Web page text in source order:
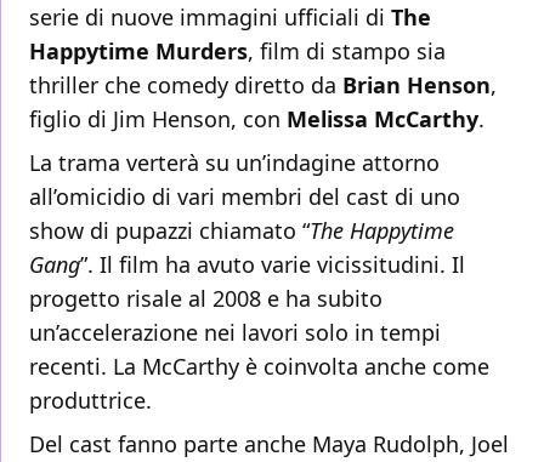
serie di nuove immagini ufficiali di The
Happytime Murders, film di stampo sia
thriller che comedy diretto da Brian Henson,
figlio di Jim Henson, con Melissa McCarthy.
La trama verterà su un’indagine attorno
all’omicidio di vari membri del cast di uno
show di pupazzi chiamato “The Happytime
Gang”. Il film ha avuto varie vicissitudini. Il
progetto risale al 2008 e ha subito
un’accelerazione nei lavori solo in tempi
recenti. La McCarthy è coinvolta anche come
produttrice.
Del cast fanno parte anche Maya Rudolph, Joel